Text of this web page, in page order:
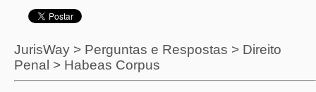
JurisWay > Perguntas e Respostas > Direito
Penal > Habeas Corpus